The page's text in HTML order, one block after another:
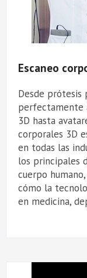
Escaneo
Desde prótesis
perfectamente
3D hasta
corporales 3D
en todas las
los principales
cuerpo
cómo la
en medicina,